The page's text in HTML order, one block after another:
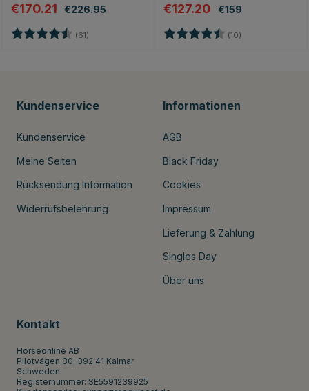
€170.21 €226.95
Bewertung: (61)
€127.20 €159
Bewertung: (10)
Kundenservice
Kundenservice
Meine Seiten
Rücksendung Information
Widerrufsbelehrung
Informationen
AGB
Black Friday
Cookies
Impressum
Lieferung & Zahlung
Singles Day
Über uns
Kontakt
Horseonline AB
Pilotvägen 30, 392 41 Kalmar
Schweden
Registernummer: SE5591239925